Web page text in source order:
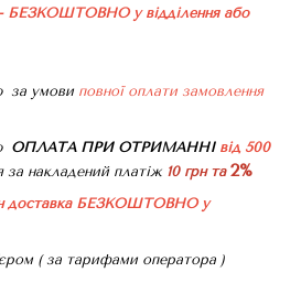
- БЕЗКОШТОВНО у відділення або
за умови повної оплати замовлення
ОПЛАТА ПРИ ОТРИМАННІ від 500
за накладений платіж 10 грн та 2%
доставка БЕЗКОШТОВНО у
( за тарифами оператора )